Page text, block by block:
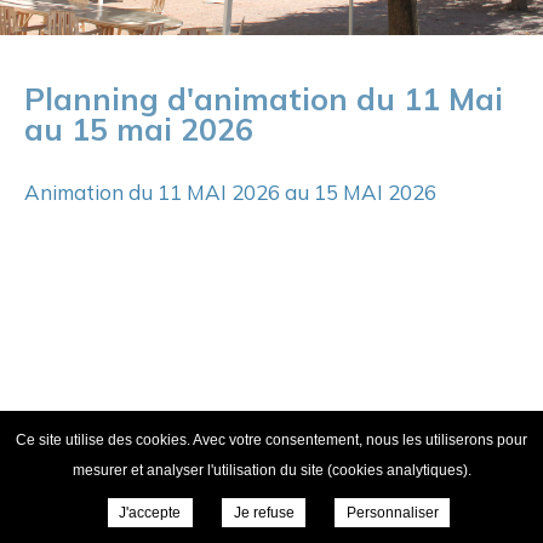
Planning d'animation du 11 Mai
au 15 mai 2026
Animation du 11 MAI 2026 au 15 MAI 2026
© Copyright 2020 - EHPAD Hérisson | Site réalisé par l'ONPC
Sanitaire Social|Mentions légales
Ce site utilise des cookies. Avec votre consentement, nous les utiliserons pour
mesurer et analyser l'utilisation du site (cookies analytiques).
J'accepte Je refuse Personnaliser